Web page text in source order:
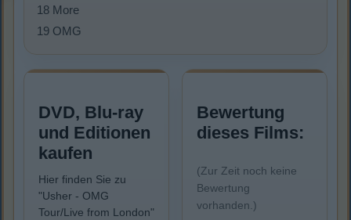
18 More
19 OMG
DVD, Blu-ray
und Editionen
kaufen
Hier finden Sie zu
"Usher - OMG
Tour/Live from London"
Bewertung
dieses Films:
(Zur Zeit noch keine
Bewertung
vorhanden.)